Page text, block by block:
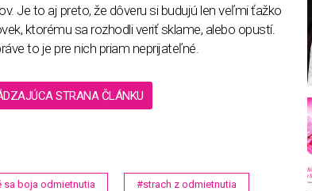
Je to aj preto, že dôveru si budujú len veľmi ťažko
ktorému sa rozhodli veriť sklame, alebo opustí.
to je pre nich priam neprijateľné.
STRANA ČLÁNKU
sa boja odmietnutia #strach z odmietnutia